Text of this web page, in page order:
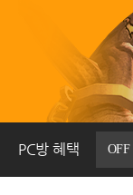
PC방 혜택 OFF